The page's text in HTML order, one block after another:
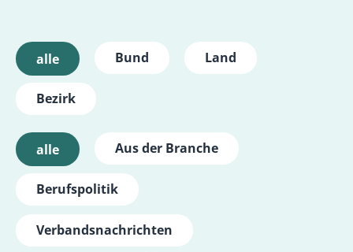
alle Bund Land
Bezirk
alle Aus der Branche
Berufspolitik
Verbandsnachrichten